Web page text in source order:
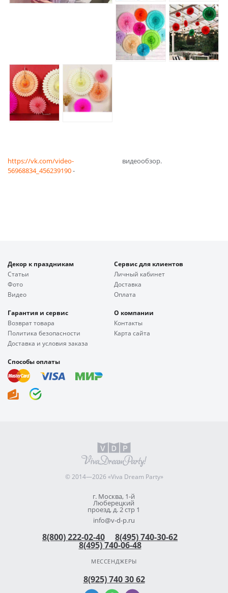
https://vk.com/video-
56968834_456239190-
видеообзор.
Декор к праздникам
Статьи
Фото
Видео
Сервис для клиентов
Личный кабинет
Доставка
Оплата
Гарантия и сервис
Возврат товара
Политика безопасности
Доставка и условия заказа
О компании
Контакты
Карта сайта
Способы оплаты
© 2014—2026 «Viva Dream Party»
г. Москва, 1-й
Люберецкий
проезд, д. 2 стр 1
info@v-d-p.ru
8(800) 222-02-40 8(495) 740-30-62
8(495) 740-06-48
МЕССЕНДЖЕРЫ
8(925) 740 30 62